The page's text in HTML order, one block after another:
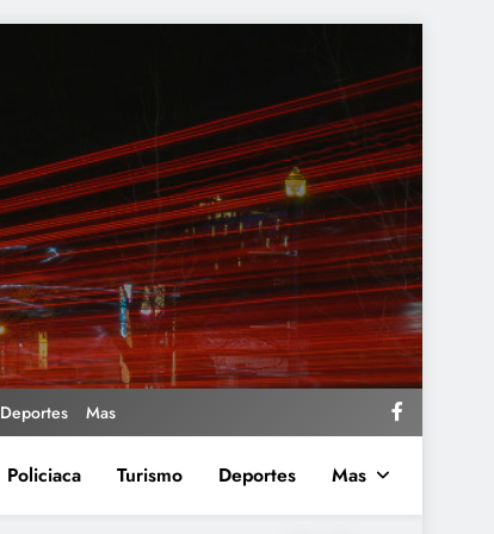
Deportes Mas
Policiaca Turismo Deportes Mas